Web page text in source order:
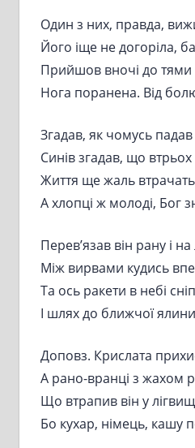
Один з них, правда,
Його іще не догоріла,
Прийшов вночі до тями
Нога поранена. Від
Згадав, як чомусь
Синів згадав, що
Життя ще жаль
А хлопці ж молоді, Бог
Перев’язав він рану і на
Між вирвами кудись
Та ось ракети в небі
І шлях до ближчої
Доповз. Крислата
А рано-вранці з жахом
Що втрапив він у
Бо кухар, німець, кашу